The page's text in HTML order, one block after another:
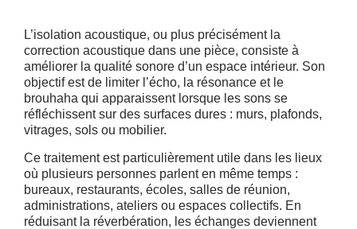
L’isolation acoustique, ou plus précisément la
correction acoustique dans une pièce, consiste à
améliorer la qualité sonore d’un espace intérieur. Son
objectif est de limiter l’écho, la résonance et le
brouhaha qui apparaissent lorsque les sons se
réfléchissent sur des surfaces dures : murs, plafonds,
vitrages, sols ou mobilier.
Ce traitement est particulièrement utile dans les lieux
où plusieurs personnes parlent en même temps :
bureaux, restaurants, écoles, salles de réunion,
administrations, ateliers ou espaces collectifs. En
réduisant la réverbération, les échanges deviennent